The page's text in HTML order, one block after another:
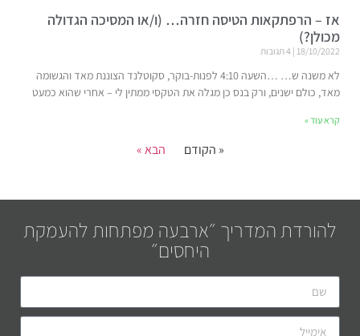
אז – הרפתקאות הטיסה חזרה… (ו/או המסיכה הגדולה
מכולן?)
18/10/2022
לא משנה ש… …השעה 4:10 לפנות-בוקר, סקוטלנד הצוננת מאד והגשומה
מאד, כולם ישנים, ורק בנס כן מגלה את הטקסי ממתין לי – אחרי שהוא כמעט
קרא עוד »
« הקודם הבא »
להורדת המדריך ״ארבעה מפתחות להעמקת
היחסים״